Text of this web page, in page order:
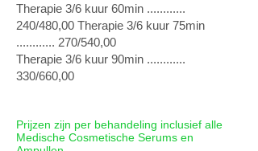
Therapie 3/6 kuur 60min ............
240/480,00 Therapie 3/6 kuur 75min
............ 270/540,00
Therapie 3/6 kuur 90min ............
330/660,00
Prijzen zijn per behandeling inclusief alle
Medische Cosmetische Serums en